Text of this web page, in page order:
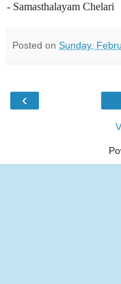
- Samasthalayam Chelari
Posted on Sunday,
‹